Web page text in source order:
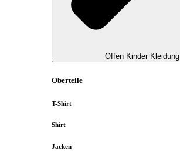
Offen Kinder Kleidung
Oberteile
T-Shirt
Shirt
Jacken